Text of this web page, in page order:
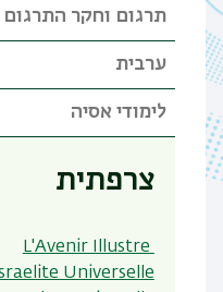
תרגום וחקר התרגום
ערבית
לימודי אסיה
צרפתית
Universelle